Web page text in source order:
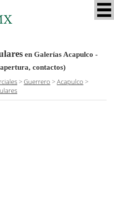
en Galerías Acapulco -
contactos)
>Guerrero >Acapulco >